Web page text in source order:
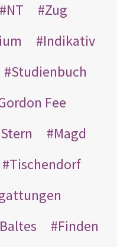
NT
Zug
Indikativ
Studienbuch
Fee
Magd
Tischendorf
Finden